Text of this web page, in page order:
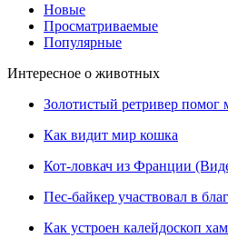
Новые
Просматриваемые
Популярные
Интересное о животных
Золотистый ретривер помог
Как видит мир кошка
Кот-ловкач из Франции
Пес-байкер участвовал в
Как устроен калейдоскоп